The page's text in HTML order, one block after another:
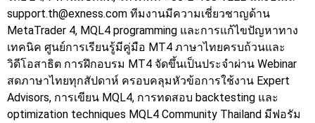
support.th@exness.com ทีมงานมีความเชี่ยวชาญด้าน
MetaTrader 4, MQL4 programming และการแก้ไขปัญหาทาง
เทคนิค ศูนย์การเรียนรู้มีคู่มือ MT4 ภาษาไทยครบถ้วนและ
วิดีโอสาธิต การฝึกอบรม MT4 จัดขึ้นเป็นประจำผ่าน Webinar
สดภาษาไทยทุกสัปดาห์ ครอบคลุมหัวข้อการใช้งาน Expert
Advisors, การเขียน MQL4, การทดสอบ backtesting และ
optimization techniques MQL4 Community Thailand มีฟอรัม